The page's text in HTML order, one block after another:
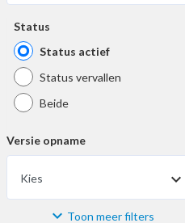
Status
Status actief
Status vervallen
Beide
Versie opname
Kies
Toon meer filters